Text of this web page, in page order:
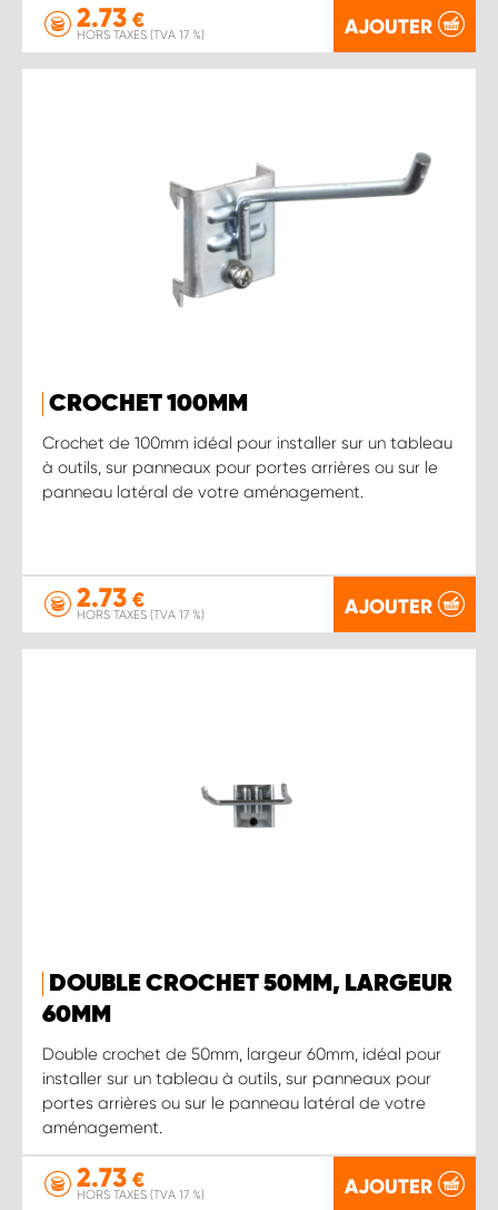
2.73 €
HORS TAXES (TVA 17 %) AJOUTER
CROCHET 100MM
Crochet de 100mm idéal pour installer sur un tableau
à outils, sur panneaux pour portes arrières ou sur le
panneau latéral de votre aménagement.
2.73 €
HORS TAXES (TVA 17 %) AJOUTER
DOUBLE CROCHET 50MM, LARGEUR
60MM
Double crochet de 50mm, largeur 60mm, idéal pour
installer sur un tableau à outils, sur panneaux pour
portes arrières ou sur le panneau latéral de votre
aménagement.
2.73 €
HORS TAXES (TVA 17 %) AJOUTER